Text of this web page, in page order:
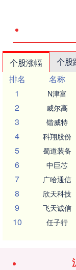
个股涨幅 个股
排名
名称
1
N津富
2 威尔高
3 锴威特
4 科翔股份
5 蜀道装备
6 中巨芯
7 广哈通信
8 欣天科技
9 飞天诚信
10 任子行